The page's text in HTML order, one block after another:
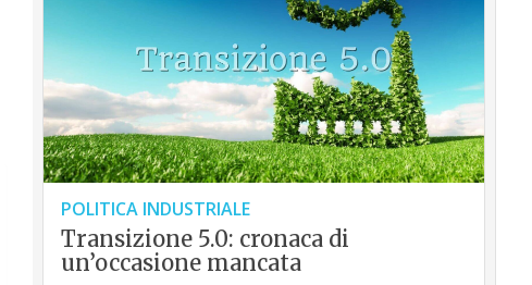
POLITICA INDUSTRIALE
Transizione 5.0: cronaca di
un’occasione mancata